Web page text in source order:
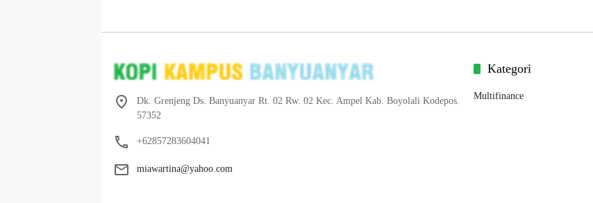
Dk. Grenjeng Ds. Banyuanyar Rt. 02 Rw. 02 Kec. Ampel Kab. Boyolali Kodepos.
57352
+62857283604041
miawartina@yahoo.com
Kategori
Multifinance